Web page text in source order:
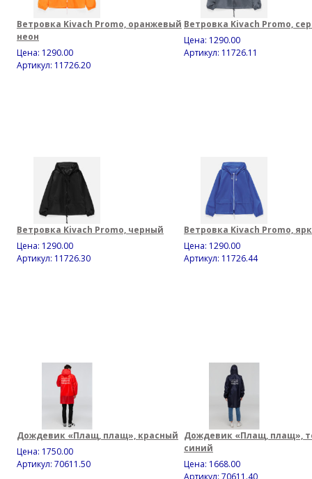
Ветровка Kivach Promo, оранжевый
неон
Цена: 1290.00
Артикул: 11726.20
Ветровка Kivach Promo,
Цена: 1290.00
Артикул: 11726.11
Ветровка Kivach Promo, черный
Цена: 1290.00
Артикул: 11726.30
Ветровка Kivach Promo,
Цена: 1290.00
Артикул: 11726.44
Дождевик «Плащ, плащ», красный
Цена: 1750.00
Артикул: 70611.50
Дождевик «Плащ, плащ»,
синий
Цена: 1668.00